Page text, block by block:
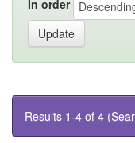
In order
Results 1-4 of 4